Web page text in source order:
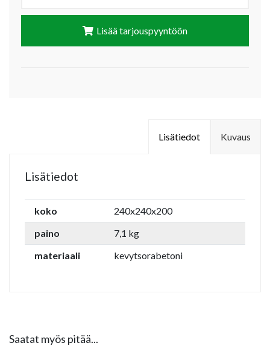
Lisää tarjouspyyntöön
Kuvaus
Lisätiedot
Lisätiedot
koko
240x240x200
paino
7,1 kg
materiaali
kevytsorabetoni
Saatat myös pitää...